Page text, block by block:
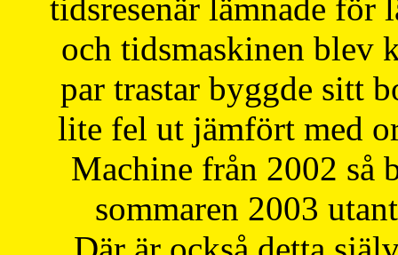
tidsresenär lämnade för
och tidsmaskinen blev
par trastar byggde sitt
lite fel ut jämfört med
Machine från 2002 så
sommaren 2003